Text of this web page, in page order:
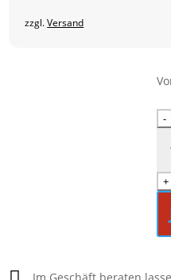
zzgl.Versand
-
+